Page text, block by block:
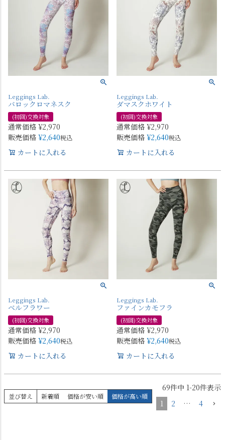
Leggings Lab.
バロックロマネスク
(初回)交換対象
通常価格 ¥2,970
販売価格 ¥2,640税込
カートに入れる
Leggings Lab.
ダマスクホワイト
(初回)交換対象
通常価格 ¥2,970
販売価格 ¥2,640税込
カートに入れる
Leggings Lab.
ベルフラワー
(初回)交換対象
通常価格 ¥2,970
販売価格 ¥2,640税込
カートに入れる
Leggings Lab.
ファインカモフラ
(初回)交換対象
通常価格 ¥2,970
販売価格 ¥2,640税込
カートに入れる
並び替え 新着順 価格が安い順 価格が高い順
69件中 1-20件表示
1
2 … 4